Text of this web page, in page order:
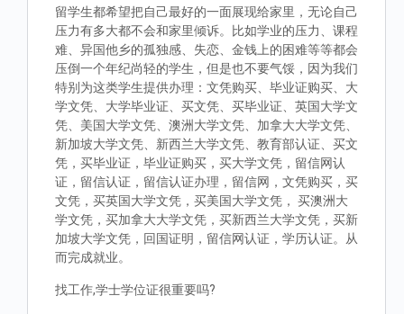
留学生都希望把自己最好的一面展现给家里，无论自己
压力有多大都不会和家里倾诉。比如学业的压力、课程
难、异国他乡的孤独感、失恋、金钱上的困难等等都会
压倒一个年纪尚轻的学生，但是也不要气馁，因为我们
特别为这类学生提供办理：文凭购买、毕业证购买、大
学文凭、大学毕业证、买文凭、买毕业证、英国大学文
凭、美国大学文凭、澳洲大学文凭、加拿大大学文凭、
新加坡大学文凭、新西兰大学文凭、教育部认证、买文
凭，买毕业证，毕业证购买，买大学文凭，留信网认
证，留信认证，留信认证办理，留信网，文凭购买，买
文凭，买英国大学文凭，买美国大学文凭， 买澳洲大
学文凭，买加拿大大学文凭，买新西兰大学文凭，买新
加坡大学文凭，回国证明，留信网认证，学历认证。从
而完成就业。
找工作,学士学位证很重要吗?